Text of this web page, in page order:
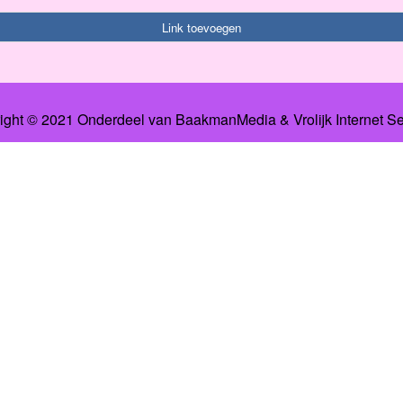
Link toevoegen
© 2021 Onderdeel van BaakmanMedia& Vrolijk Internet